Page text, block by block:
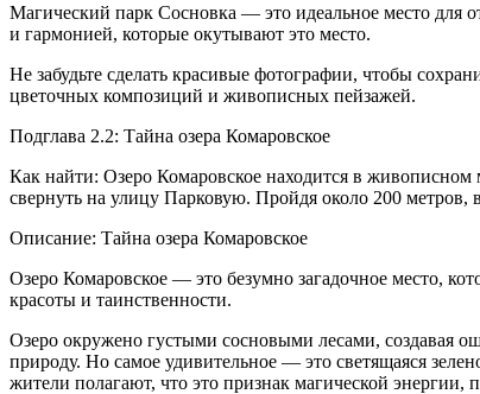
Магический парк Сосновка — это идеальное место для
и гармонией, которые окутывают это место.
Не забудьте сделать красивые фотографии, чтобы
цветочных композиций и живописных пейзажей.
Подглава 2.2: Тайна озера Комаровское
Как найти: Озеро Комаровское находится в живописном
свернуть на улицу Парковую. Пройдя около 200 метров,
Описание: Тайна озера Комаровское
Озеро Комаровское — это безумно загадочное место,
красоты и таинственности.
Озеро окружено густыми сосновыми лесами, создавая
природу. Но самое удивительное — это светящаяся
жители полагают, что это признак магической энергии,